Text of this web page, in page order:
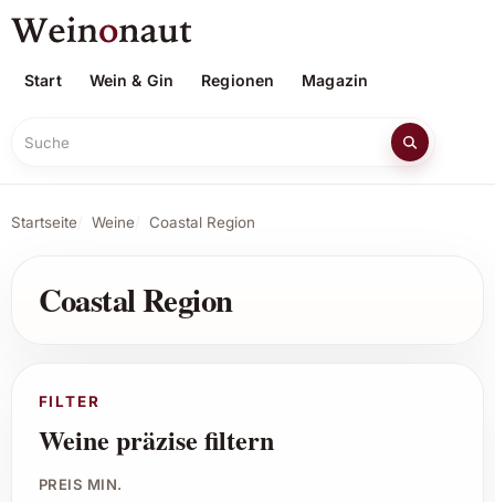
Start Wein & Gin Regionen Magazin
Suche
Startseite Weine Coastal Region
Coastal Region
FILTER
Weine präzise filtern
PREIS MIN.